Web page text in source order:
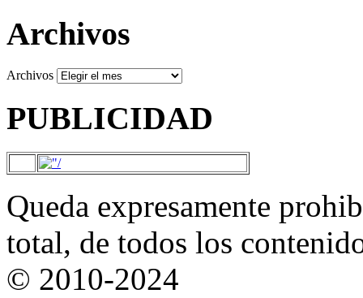
Archivos
Archivos
PUBLICIDAD
Queda expresamente
total, de todos los
© 2010-2024